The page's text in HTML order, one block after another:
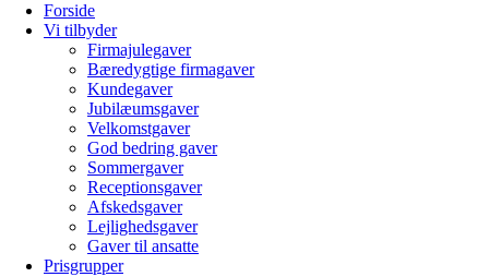
Forside
Vi tilbyder
Firmajulegaver
Bæredygtige firmagaver
Kundegaver
Jubilæumsgaver
Velkomstgaver
God bedring gaver
Sommergaver
Receptionsgaver
Afskedsgaver
Lejlighedsgaver
Gaver til ansatte
Prisgrupper